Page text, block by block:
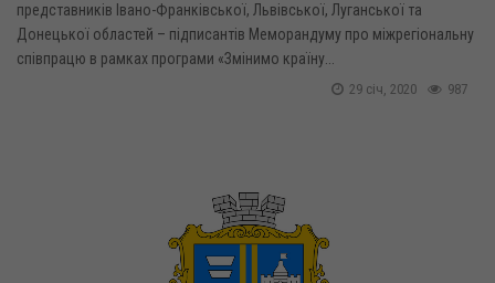
представників Івано-Франківської, Львівської, Луганської та
Донецької областей – підписантів Меморандуму про міжрегіональну
співпрацю в рамках програми «Змінимо країну...
987
29 січ, 2020